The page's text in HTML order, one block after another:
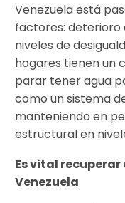
Venezuela está
factores: deterioro
niveles de
hogares tienen un
parar tener agua
como un sistema
manteniendo en
estructural en
Es vital
Venezuela